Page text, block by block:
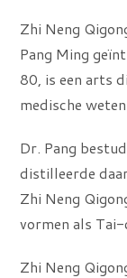
Zhi Neng
Pang Ming
80, is een arts
medische
Dr. Pang
distilleerde
Zhi Neng
vormen als
Zhi Neng